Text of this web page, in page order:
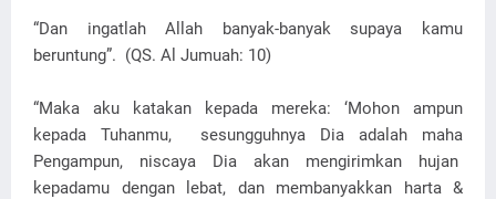
“Dan ingatlah Allah banyak-banyak supaya kamu
beruntung”. (QS. Al Jumuah: 10)
“Maka aku katakan kepada mereka: ‘Mohon ampun
kepada Tuhanmu, sesungguhnya Dia adalah maha
Pengampun, niscaya Dia akan mengirimkan hujan
kepadamu dengan lebat, dan membanyakkan harta &